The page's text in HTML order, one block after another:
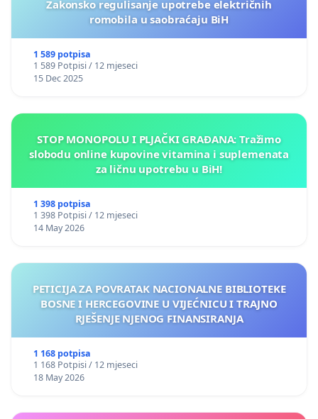
Zakonsko regulisanje upotrebe električnih
romobila u saobraćaju BiH
1 589 potpisa
1 589 Potpisi / 12 mjeseci
15 Dec 2025
STOP MONOPOLU I PLJAČKI GRAĐANA: Tražimo
slobodu online kupovine vitamina i suplemenata
za ličnu upotrebu u BiH!
1 398 potpisa
1 398 Potpisi / 12 mjeseci
14 May 2026
PETICIJA ZA POVRATAK NACIONALNE BIBLIOTEKE
BOSNE I HERCEGOVINE U VIJEĆNICU I TRAJNO
RJEŠENJE NJENOG FINANSIRANJA
1 168 potpisa
1 168 Potpisi / 12 mjeseci
18 May 2026